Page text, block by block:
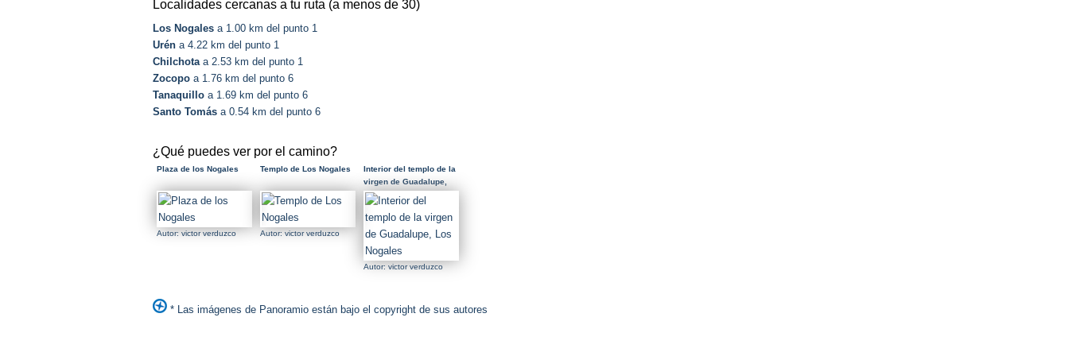
Localidades cercanas a tu ruta (a menos de 30)
Los Nogales a 1.00 km del punto 1
Urén a 4.22 km del punto 1
Chilchotaa 2.53 km del punto 1
Zocopo a 1.76 km del punto 6
Tanaquillo a 1.69 km del punto 6
Santo Tomás a 0.54 km del punto 6
¿Qué puedes ver por el camino?
Plaza de los Nogales
Autor: victor verduzco
Templo de Los Nogales
Autor: victor verduzco
Interior del templo de la
virgen de Guadalupe,
Los Nogales
Autor: victor verduzco
* Las imágenes de Panoramio están bajo el copyright de sus autores